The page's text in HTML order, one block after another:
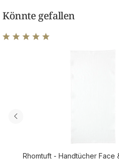
Könnte gefallen
Rhomtuft - Handtücher Face